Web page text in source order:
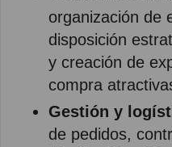
organización de
disposición
y creación de
compra
Gestión y
de pedidos,